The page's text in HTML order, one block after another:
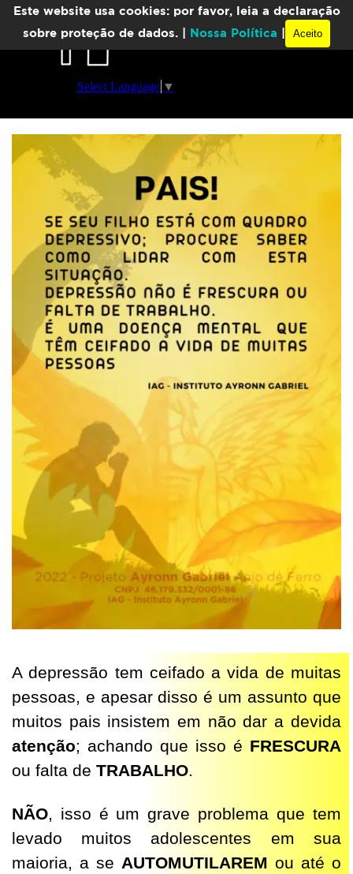
Este website usa cookies: por favor, leia a declaração
sobre proteção de dados. | Nossa Política Aceito
Ir para o conteúdo
Select Language ▼
A depressão tem ceifado a vida de muitas
pessoas, e apesar disso é um assunto que
muitos pais insistem em não dar a devida
atenção; achando que isso é FRESCURA
ou falta de TRABALHO.
NÃO, isso é um grave problema que tem
levado muitos adolescentes em sua
maioria, a se AUTOMUTILAREM ou até o